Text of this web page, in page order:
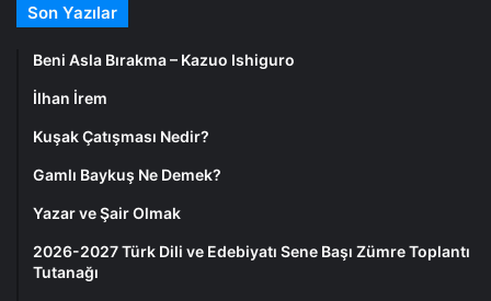
Son Yazılar
Beni Asla Bırakma – Kazuo Ishiguro
İlhan İrem
Kuşak Çatışması Nedir?
Gamlı Baykuş Ne Demek?
Yazar ve Şair Olmak
2026-2027 Türk Dili ve Edebiyatı Sene Başı Zümre Toplantı
Tutanağı